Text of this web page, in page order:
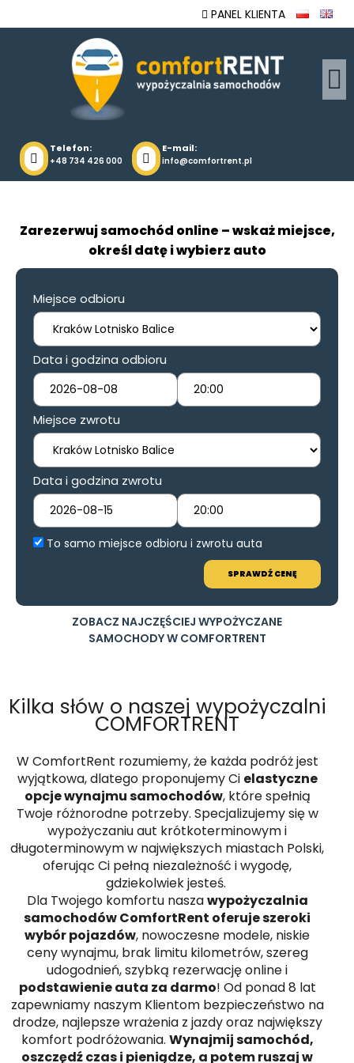
PANEL KLIENTA
Telefon:
+48 734 426 000
E-mail:
info@comfortrent.pl
Zarezerwuj samochód online – wskaż miejsce,
określ datę i wybierz auto
Miejsce odbioru
Data i godzina odbioru
Miejsce zwrotu
Data i godzina zwrotu
To samo miejsce odbioru i zwrotu auta
SPRAWDŹ CENĘ
ZOBACZ NAJCZĘŚCIEJ WYPOŻYCZANE
SAMOCHODY W COMFORTRENT
Kilka słów o naszej wypożyczalni
COMFORTRENT
W ComfortRent rozumiemy, że każda podróż jest
wyjątkowa, dlatego proponujemy Ci elastyczne
opcje wynajmu samochodów, które spełnią
Twoje różnorodne potrzeby. Specjalizujemy się w
wypożyczaniu aut krótkoterminowym i
długoterminowym w największych miastach Polski,
oferując Ci pełną niezależność i wygodę,
gdziekolwiek jesteś.
Dla Twojego komfortu naszawypożyczalnia
samochodów ComfortRent oferuje szeroki
wybór pojazdów, nowoczesne modele, niskie
ceny wynajmu, brak limitu kilometrów, szereg
udogodnień, szybką rezerwację online i
podstawienie auta za darmo! Od ponad 8 lat
zapewniamy naszym Klientom bezpieczeństwo na
drodze, najlepsze wrażenia z jazdy oraz największy
komfort podróżowania. Wynajmij samochód,
oszczędź czas i pieniądze, a potem ruszaj w